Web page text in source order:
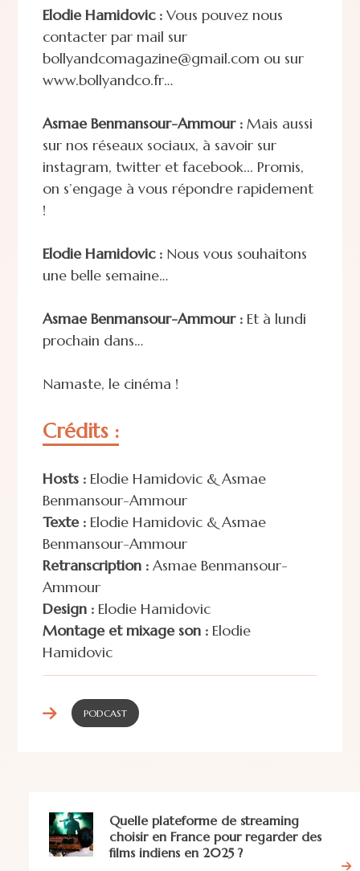
Elodie Hamidovic :Vous pouvez nous
contacter par mail sur
bollyandcomagazine@gmail.com ou sur
www.bollyandco.fr…
Asmae Benmansour-Ammour :Mais aussi
sur nos réseaux sociaux, à savoir sur
instagram, twitter et facebook... Promis,
on s’engage à vous répondre rapidement
!
Elodie Hamidovic :Nous vous souhaitons
une belle semaine…
Asmae Benmansour-Ammour :Et à lundi
prochain dans…
Namaste, le cinéma !
Crédits :
Hosts :Elodie Hamidovic & Asmae
Benmansour-Ammour
Texte :Elodie Hamidovic & Asmae
Benmansour-Ammour
Retranscription :Asmae Benmansour-
Ammour
Design :Elodie Hamidovic
Montage et mixage son :Elodie
Hamidovic
PODCAST
Quelle plateforme de streaming
choisir en France pour regarder des
films indiens en 2025 ?